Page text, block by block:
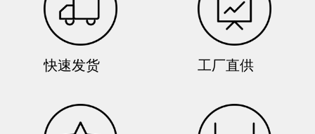
快速发货 工厂直供